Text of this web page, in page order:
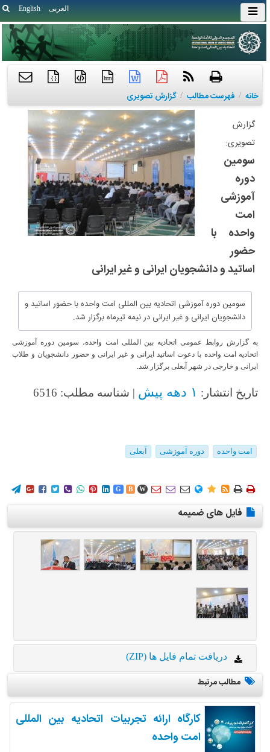
English العربی
htm
{ }
خانه / فهرست مطالب / گزارش تصویری
گزارش
تصویری:
سومین
دوره
آموزشی
امت
واحده با
حضور
اساتید و دانشجویان ایرانی و غیر ایرانی
سومین دوره آموزشی اتحادیه بین المللی امت واحده با حضور اساتید و
دانشجویان ایرانی و غیر ایرانی در نیمه تیرماه برگزار شد.
به گزارش روابط عمومی اتحادیه بین المللی امت واحده، سومین دوره آموزشی
اتحادیه امت واحده با دعوت اساتید ایرانی و غیر ایرانی و حضور دانشجویان و طلاب
ایرانی و خارجی در شهر آبعلی برگزار شد.
تاریخ انتشار: ۱ دهه پیش | شناسه مطلب: 6516
امت واحده دوره آموزشی آبعلی
        G B W        
فایل های ضمیمه
دریافت تمام فایل ها (ZIP)
مطالب مرتبط
کارگاه ارائه تجربیات اتحادیه بین المللی
امت واحده